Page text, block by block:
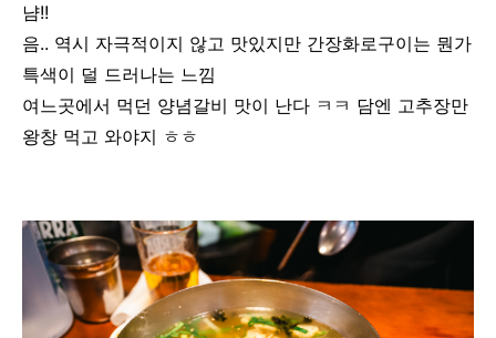
냠!!
음.. 역시 자극적이지 않고 맛있지만 간장화로구이는 뭔가
특색이 덜 드러나는 느낌
여느곳에서 먹던 양념갈비 맛이 난다 ㅋㅋ 담엔 고추장만
왕창 먹고 와야지 ㅎㅎ